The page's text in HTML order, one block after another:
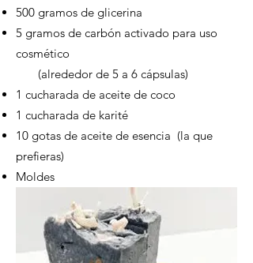
500 gramos de glicerina
5 gramos de carbón activado para uso
cosmético
(alrededor de 5 a 6 cápsulas)
1 cucharada de aceite de coco
1 cucharada de karité
10 gotas de aceite de esencia (la que
prefieras)
Moldes